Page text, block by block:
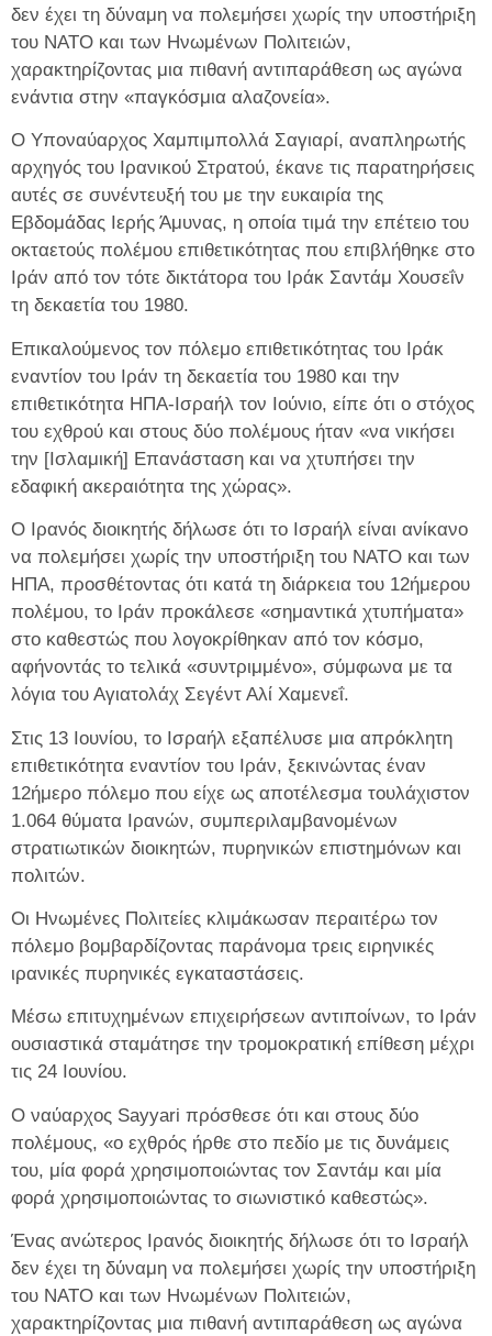
δεν έχει τη δύναμη να πολεμήσει χωρίς την υποστήριξη
του ΝΑΤΟ και των Ηνωμένων Πολιτειών,
χαρακτηρίζοντας μια πιθανή αντιπαράθεση ως αγώνα
ενάντια στην «παγκόσμια αλαζονεία».
Ο Υποναύαρχος Χαμπιμπολλά Σαγιαρί, αναπληρωτής
αρχηγός του Ιρανικού Στρατού, έκανε τις παρατηρήσεις
αυτές σε συνέντευξή του με την ευκαιρία της
Εβδομάδας Ιερής Άμυνας, η οποία τιμά την επέτειο του
οκταετούς πολέμου επιθετικότητας που επιβλήθηκε στο
Ιράν από τον τότε δικτάτορα του Ιράκ Σαντάμ Χουσεΐν
τη δεκαετία του 1980.
Επικαλούμενος τον πόλεμο επιθετικότητας του Ιράκ
εναντίον του Ιράν τη δεκαετία του 1980 και την
επιθετικότητα ΗΠΑ-Ισραήλ τον Ιούνιο, είπε ότι ο στόχος
του εχθρού και στους δύο πολέμους ήταν «να νικήσει
την [Ισλαμική] Επανάσταση και να χτυπήσει την
εδαφική ακεραιότητα της χώρας».
Ο Ιρανός διοικητής δήλωσε ότι το Ισραήλ είναι ανίκανο
να πολεμήσει χωρίς την υποστήριξη του ΝΑΤΟ και των
ΗΠΑ, προσθέτοντας ότι κατά τη διάρκεια του 12ήμερου
πολέμου, το Ιράν προκάλεσε «σημαντικά χτυπήματα»
στο καθεστώς που λογοκρίθηκαν από τον κόσμο,
αφήνοντάς το τελικά «συντριμμένο», σύμφωνα με τα
λόγια του Αγιατολάχ Σεγέντ Αλί Χαμενεΐ.
Στις 13 Ιουνίου, το Ισραήλ εξαπέλυσε μια απρόκλητη
επιθετικότητα εναντίον του Ιράν, ξεκινώντας έναν
12ήμερο πόλεμο που είχε ως αποτέλεσμα τουλάχιστον
1.064 θύματα Ιρανών, συμπεριλαμβανομένων
στρατιωτικών διοικητών, πυρηνικών επιστημόνων και
πολιτών.
Οι Ηνωμένες Πολιτείες κλιμάκωσαν περαιτέρω τον
πόλεμο βομβαρδίζοντας παράνομα τρεις ειρηνικές
ιρανικές πυρηνικές εγκαταστάσεις.
Μέσω επιτυχημένων επιχειρήσεων αντιποίνων, το Ιράν
ουσιαστικά σταμάτησε την τρομοκρατική επίθεση μέχρι
τις 24 Ιουνίου.
Ο ναύαρχος Sayyari πρόσθεσε ότι και στους δύο
πολέμους, «ο εχθρός ήρθε στο πεδίο με τις δυνάμεις
του, μία φορά χρησιμοποιώντας τον Σαντάμ και μία
φορά χρησιμοποιώντας το σιωνιστικό καθεστώς».
Ένας ανώτερος Ιρανός διοικητής δήλωσε ότι το Ισραήλ
δεν έχει τη δύναμη να πολεμήσει χωρίς την υποστήριξη
του ΝΑΤΟ και των Ηνωμένων Πολιτειών,
χαρακτηρίζοντας μια πιθανή αντιπαράθεση ως αγώνα